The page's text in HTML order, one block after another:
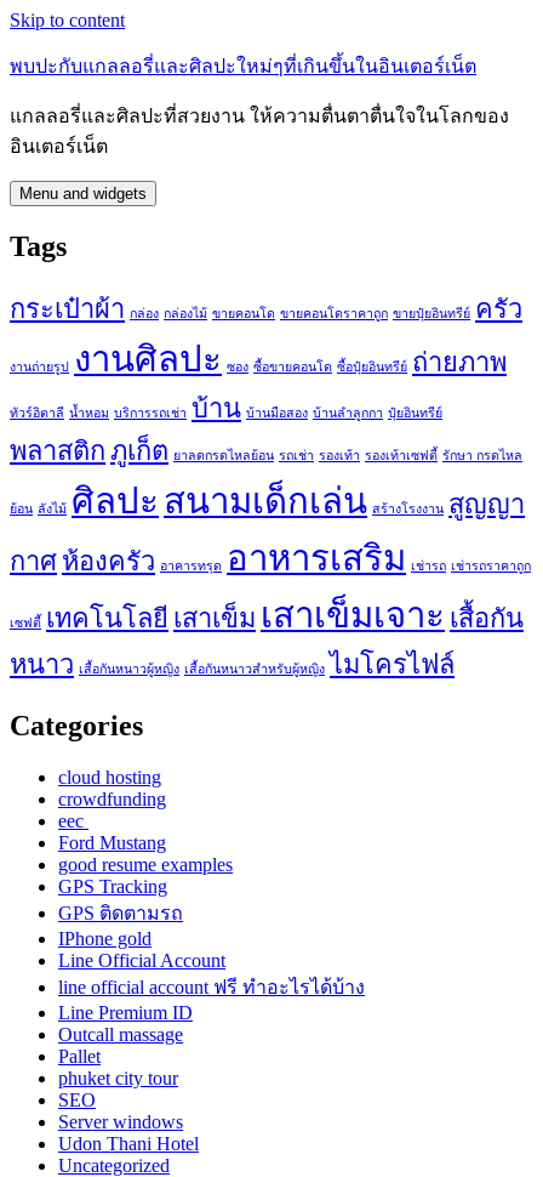
Skip to content
พบปะกับแกลลอรี่และศิลปะใหม่ๆที่เกินขึ้นในอินเตอร์เน็ต
แกลลอรี่และศิลปะที่สวยงาน ให้ความตื่นตาตื่นใจในโลกของ
อินเตอร์เน็ต
Menu and widgets
Tags
กระเป๋าผ้า กล่อง กล่องไม้ ขายคอนโด ขายคอนโดราคาถูก ขายปุ๋ยอินทรีย์ ครัว
งานถ่ายรูป งานศิลปะ ซอง ซื้อขายคอนโด ซื้อปุ๋ยอินทรีย์ ถ่ายภาพ
ทัวร์อิตาลี น้ำหอม บริการรถเช่า บ้าน บ้านมือสอง บ้านลำลูกกา ปุ๋ยอินทรีย์
พลาสติก ภูเก็ต ยาลดกรดไหลย้อน รถเช่า รองเท้า รองเท้าเซฟตี้ รักษา กรดไหล
ย้อน ลังไม้ ศิลปะ สนามเด็กเล่น สร้างโรงงาน สูญญา
กาศ ห้องครัว อาคารทรุด อาหารเสริม เช่ารถ เช่ารถราคาถูก
เซฟตี้ เทคโนโลยี เสาเข็ม เสาเข็มเจาะ เสื้อกัน
หนาว เสื้อกันหนาวผู้หญิง เสื้อกันหนาวสำหรับผู้หญิง ไมโครไฟล์
Categories
cloud hosting
crowdfunding
eec
Ford Mustang
good resume examples
GPS Tracking
GPS ติดตามรถ
IPhone gold
Line Official Account
line official account ฟรี ทําอะไรได้บ้าง
Line Premium ID
Outcall massage
Pallet
phuket city tour
SEO
Server windows
Udon Thani Hotel
Uncategorized